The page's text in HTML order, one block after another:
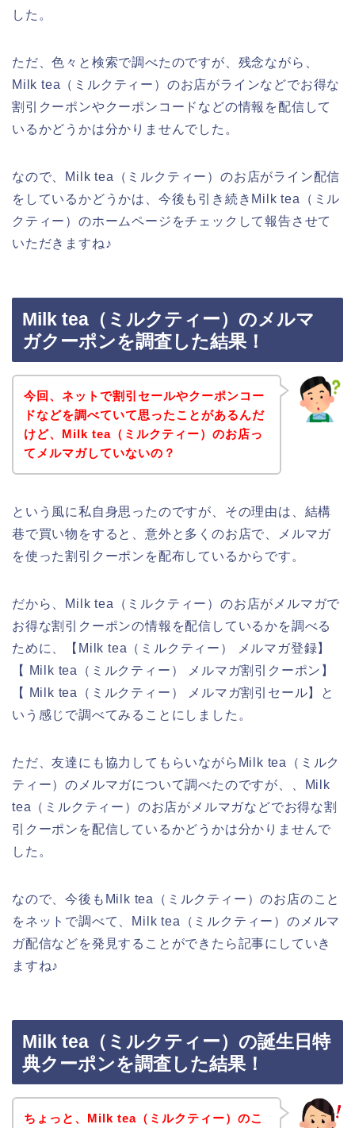
した。
ただ、色々と検索で調べたのですが、残念ながら、
Milk tea（ミルクティー）のお店がラインなどでお得な
割引クーポンやクーポンコードなどの情報を配信して
いるかどうかは分かりませんでした。
なので、Milk tea（ミルクティー）のお店がライン配信
をしているかどうかは、今後も引き続きMilk tea（ミル
クティー）のホームページをチェックして報告させて
いただきますね♪
Milk tea（ミルクティー）のメルマ
ガクーポンを調査した結果！
今回、ネットで割引セールやクーポンコー
ドなどを調べていて思ったことがあるんだ
けど、Milk tea（ミルクティー）のお店っ
てメルマガしていないの？
という風に私自身思ったのですが、その理由は、結構
巷で買い物をすると、意外と多くのお店で、メルマガ
を使った割引クーポンを配布しているからです。
だから、Milk tea（ミルクティー）のお店がメルマガで
お得な割引クーポンの情報を配信しているかを調べる
ために、【Milk tea（ミルクティー） メルマガ登録】
【 Milk tea（ミルクティー） メルマガ割引クーポン】
【 Milk tea（ミルクティー） メルマガ割引セール】と
いう感じで調べてみることにしました。
ただ、友達にも協力してもらいながらMilk tea（ミルク
ティー）のメルマガについて調べたのですが、、Milk
tea（ミルクティー）のお店がメルマガなどでお得な割
引クーポンを配信しているかどうかは分かりませんで
した。
なので、今後もMilk tea（ミルクティー）のお店のこと
をネットで調べて、Milk tea（ミルクティー）のメルマ
ガ配信などを発見することができたら記事にしていき
ますね♪
Milk tea（ミルクティー）の誕生日特
典クーポンを調査した結果！
ちょっと、Milk tea（ミルクティー）のこ